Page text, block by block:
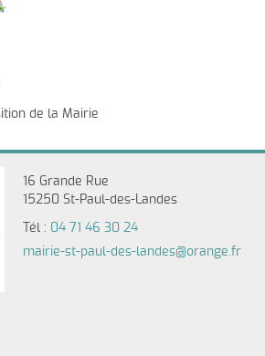
de la Mairie
16 Grande Rue
15250 St-Paul-des-Landes
Tél : 04 71 46 30 24
mairie-st-paul-des-landes@orange.fr